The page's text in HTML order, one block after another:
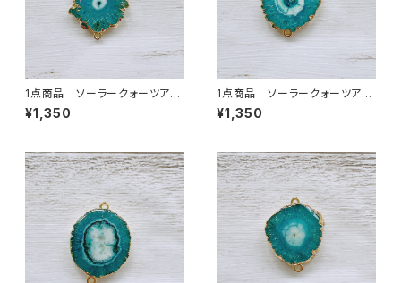
1点商品 ソーラークォーツアク
ア 2カン②
¥1,350
1点商品 ソーラークォーツアク
ア 2カン ④
¥1,350